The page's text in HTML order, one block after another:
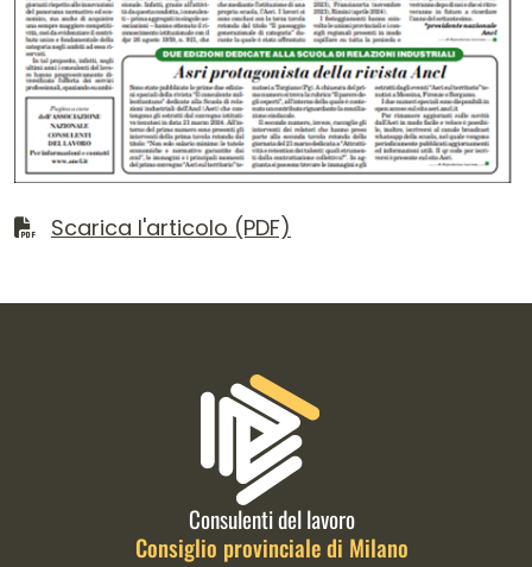
Scarica il file
Scarica l'articolo (PDF)
Informazioni di contatto e link
Consulenti del lavoro
Consiglio provinciale di Milano